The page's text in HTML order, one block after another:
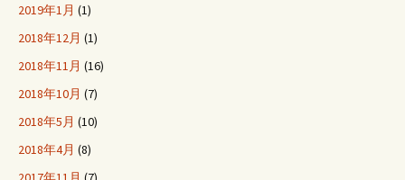
2019年1月 (1)
2018年12月 (1)
2018年11月 (16)
2018年10月 (7)
2018年5月 (10)
2018年4月 (8)